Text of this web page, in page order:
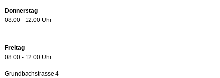
Donnerstag
08.00 - 12.00 Uhr
Freitag
08.00 - 12.00 Uhr
Grundbachstrasse 4